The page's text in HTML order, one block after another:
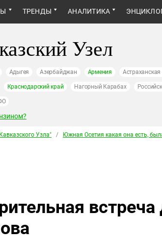
ТРЕНДЫ АНАЛИТИКА
Узел
Адыгея Азербайджан Армения Астраханская
Краснодарский край Нагорный Карабах
Узла" / Южная Осетия какая она есть,
встреча